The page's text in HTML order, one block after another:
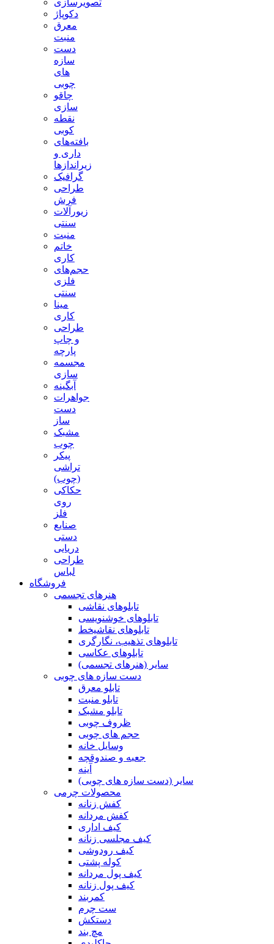
تصویرسازی
دکوپاژ
معرق
منبت
دست
سازه
های
چوبی
چاقو
سازی
نقطه
کوبی
بافته‌های
داری و
زیراندازها
گرافیک
طراحی
فرش
زیورآلات
سنتی
منبت
خاتم
کاری
حجم‌های
فلزی
سنتی
مینا
کاری
طراحی
و چاپ
پارچه
مجسمه
سازی
آبگینه
جواهرات
دست
ساز
مشبک
چوب
پیکر
تراشی
(چوب)
حکاکی
روی
فلز
صنایع
دستی
دریایی
طراحی
لباس
فروشگاه
هنرهای تجسمی
تابلوهای نقاشی
تابلوهای خوشنویسی
تابلوهای نقاشیخط
تابلوهای تذهیب، نگارگری
تابلوهای عکاسی
سایر (هنرهای تجسمی)
دست سازه های چوبی
تابلو معرق
تابلو منبت
تابلو مشبک
ظروف چوبی
حجم های چوبی
وسایل خانه
جعبه و صندوقچه
آینه
سایر (دست سازه های چوبی)
محصولات چرمی
کفش زنانه
کفش مردانه
کیف اداری
کیف مجلسی زنانه
کیف رودوشی
کوله پشتی
کیف پول مردانه
کیف پول زنانه
کمربند
ست چرم
دستکش
مچ بند